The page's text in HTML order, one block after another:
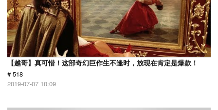
【越哥】真可惜！这部奇幻巨作生不逢时，放现在肯定是爆款！
# 518
2019-07-07 10:09